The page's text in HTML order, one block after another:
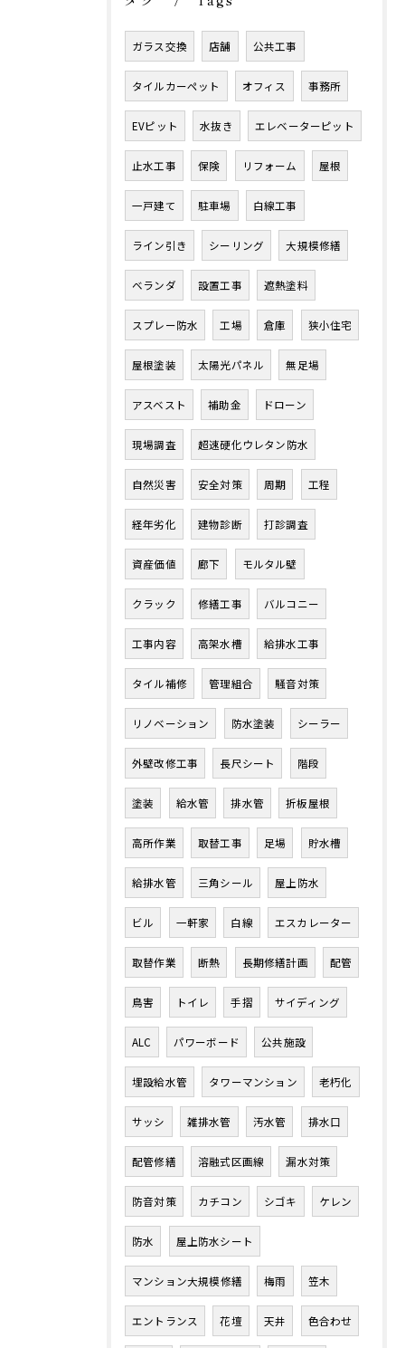
ガラス交換 店舗 公共工事
タイルカーペット オフィス 事務所
EVピット 水抜き エレベーターピット
止水工事 保険 リフォーム 屋根
一戸建て 駐車場 白線工事
ライン引き シーリング 大規模修繕
ベランダ 設置工事 遮熱塗料
スプレー防水 工場 倉庫 狭小住宅
屋根塗装 太陽光パネル 無足場
アスベスト 補助金 ドローン
現場調査 超速硬化ウレタン防水
自然災害 安全対策 周期 工程
経年劣化 建物診断 打診調査
資産価値 廊下 モルタル壁
クラック 修繕工事 バルコニー
工事内容 高架水槽 給排水工事
タイル補修 管理組合 騒音対策
リノベーション 防水塗装 シーラー
外壁改修工事 長尺シート 階段
塗装 給水管 排水管 折板屋根
高所作業 取替工事 足場 貯水槽
給排水管 三角シール 屋上防水
ビル 一軒家 白線 エスカレーター
取替作業 断熱 長期修繕計画 配管
鳥害 トイレ 手摺 サイディング
ALC パワーボード 公共施設
埋設給水管 タワーマンション 老朽化
サッシ 雑排水管 汚水管 排水口
配管修繕 溶融式区画線 漏水対策
防音対策 カチコン シゴキ ケレン
防水 屋上防水シート
マンション大規模修繕 梅雨 笠木
エントランス 花壇 天井 色合わせ
お問い合わせはこちら
お問い合わせはこちら